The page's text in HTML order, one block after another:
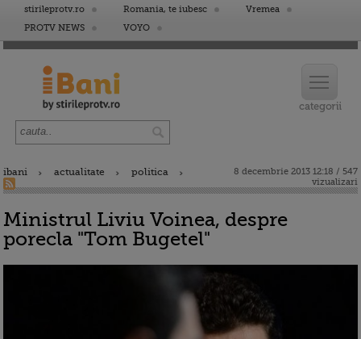
stirileprotv.ro Romania, te iubesc
Vremea
PROTV NEWS
VOYO
ibani actualitate politica
8 decembrie 2013 12:18 / 547
vizualizari
Ministrul Liviu Voinea, despre
porecla "Tom Bugetel"